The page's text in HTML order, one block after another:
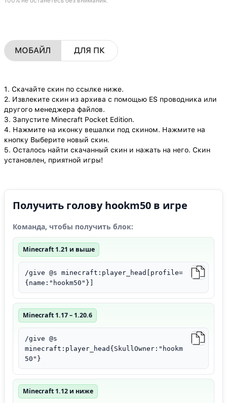
МОБАЙЛ ДЛЯ ПК
1. Скачайте скин по ссылке ниже.
2. Извлеките скин из архива с помощью ES проводника или
другого менеджера файлов.
3. Запустите Minecraft Pocket Edition.
4. Нажмите на иконку вешалки под скином. Нажмите на
кнопку Выберите новый скин.
5. Осталось найти скачанный скин и нажать на него. Скин
установлен, приятной игры!
Получить голову hookm50 в игре
Команда, чтобы получить блок:
Minecraft 1.21 и выше
/give @s minecraft:player_head[profile=
{name:"hookm50"}]
Minecraft 1.17 – 1.20.6
/give @s
minecraft:player_head{SkullOwner:"hookm
50"}
Minecraft 1.12 и ниже